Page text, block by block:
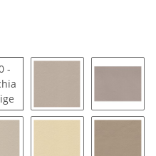
-
1150 - macchiatobeige
1189 - saharabeige
1185 -